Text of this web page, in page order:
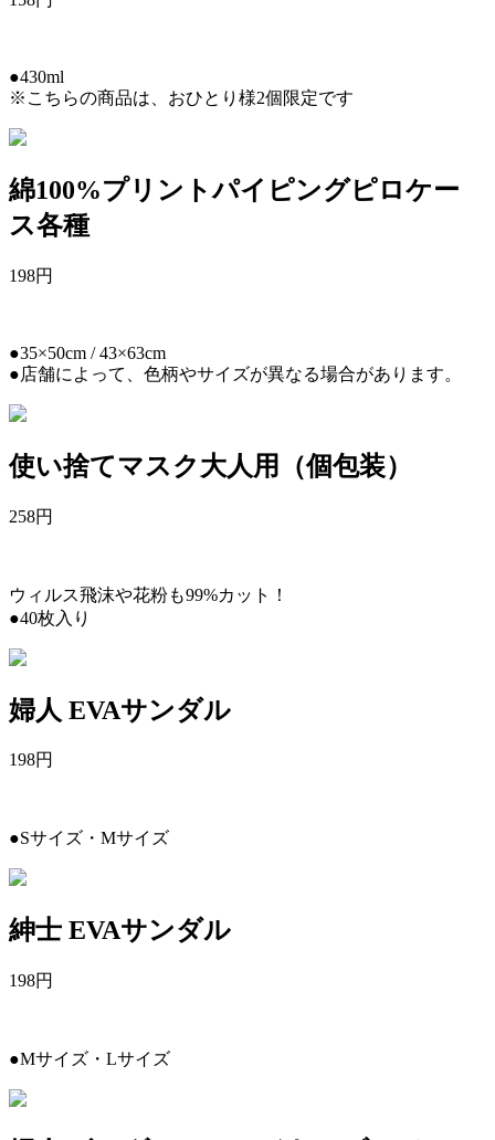
●430ml
※こちらの商品は、おひとり様2個限定です
綿100%プリントパイピングピロケー
ス各種
198円
●35×50cm / 43×63cm
●店舗によって、色柄やサイズが異なる場合があります。
使い捨てマスク大人用（個包装）
258円
ウィルス飛沫や花粉も99%カット！
●40枚入り
婦人 EVAサンダル
198円
●Sサイズ・Mサイズ
紳士 EVAサンダル
198円
●Mサイズ・Lサイズ